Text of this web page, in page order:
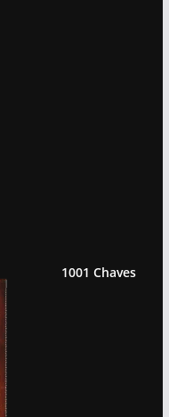
1001 Chaves